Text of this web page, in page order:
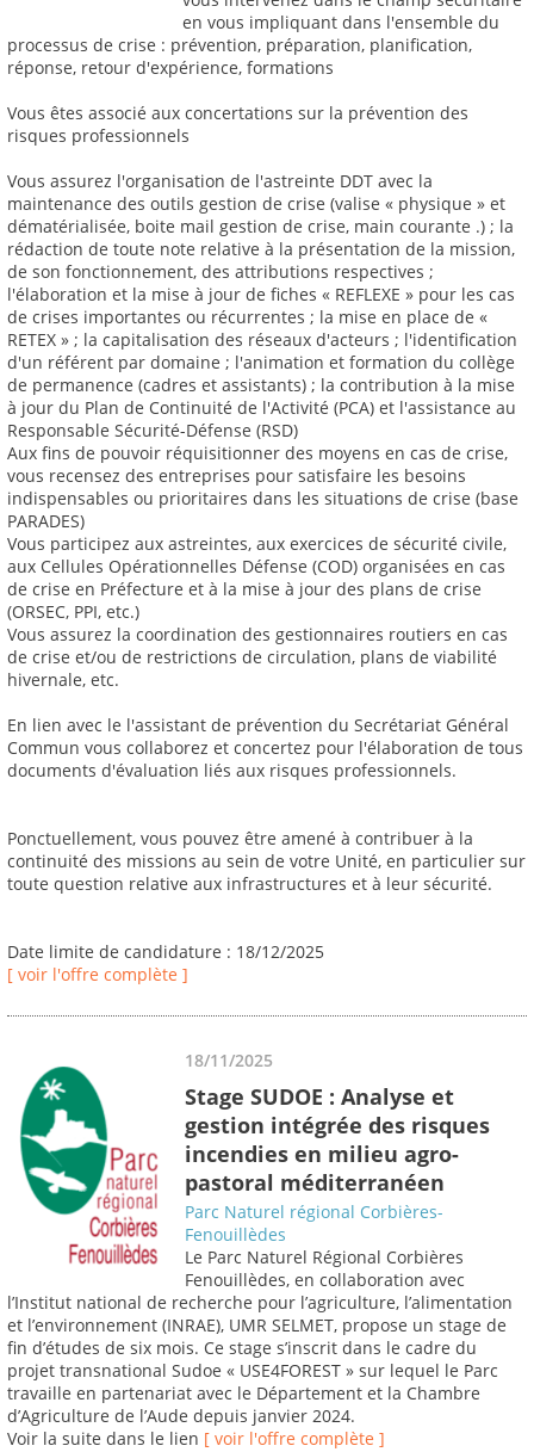
en vous impliquant dans l'ensemble du
processus de crise : prévention, préparation, planification,
réponse, retour d'expérience, formations
Vous êtes associé aux concertations sur la prévention des
risques professionnels
Vous assurez l'organisation de l'astreinte DDT avec la
maintenance des outils gestion de crise (valise « physique » et
dématérialisée, boite mail gestion de crise, main courante .) ; la
rédaction de toute note relative à la présentation de la mission,
de son fonctionnement, des attributions respectives ;
l'élaboration et la mise à jour de fiches « REFLEXE » pour les cas
de crises importantes ou récurrentes ; la mise en place de «
RETEX » ; la capitalisation des réseaux d'acteurs ; l'identification
d'un référent par domaine ; l'animation et formation du collège
de permanence (cadres et assistants) ; la contribution à la mise
à jour du Plan de Continuité de l'Activité (PCA) et l'assistance au
Responsable Sécurité-Défense (RSD)
Aux fins de pouvoir réquisitionner des moyens en cas de crise,
vous recensez des entreprises pour satisfaire les besoins
indispensables ou prioritaires dans les situations de crise (base
PARADES)
Vous participez aux astreintes, aux exercices de sécurité civile,
aux Cellules Opérationnelles Défense (COD) organisées en cas
de crise en Préfecture et à la mise à jour des plans de crise
(ORSEC, PPI, etc.)
Vous assurez la coordination des gestionnaires routiers en cas
de crise et/ou de restrictions de circulation, plans de viabilité
hivernale, etc.
En lien avec le l'assistant de prévention du Secrétariat Général
Commun vous collaborez et concertez pour l'élaboration de tous
documents d'évaluation liés aux risques professionnels.
Ponctuellement, vous pouvez être amené à contribuer à la
continuité des missions au sein de votre Unité, en particulier sur
toute question relative aux infrastructures et à leur sécurité.
Date limite de candidature : 18/12/2025
[ voir l'offre complète ]
18/11/2025
Stage SUDOE : Analyse et
gestion intégrée des risques
incendies en milieu agro-
pastoral méditerranéen
Parc Naturel régional Corbières-
Fenouillèdes
Le Parc Naturel Régional Corbières
Fenouillèdes, en collaboration avec
l’Institut national de recherche pour l’agriculture, l’alimentation
et l’environnement (INRAE), UMR SELMET, propose un stage de
fin d’études de six mois. Ce stage s’inscrit dans le cadre du
projet transnational Sudoe « USE4FOREST » sur lequel le Parc
travaille en partenariat avec le Département et la Chambre
d’Agriculture de l’Aude depuis janvier 2024.
Voir la suite dans le lien [ voir l'offre complète ]